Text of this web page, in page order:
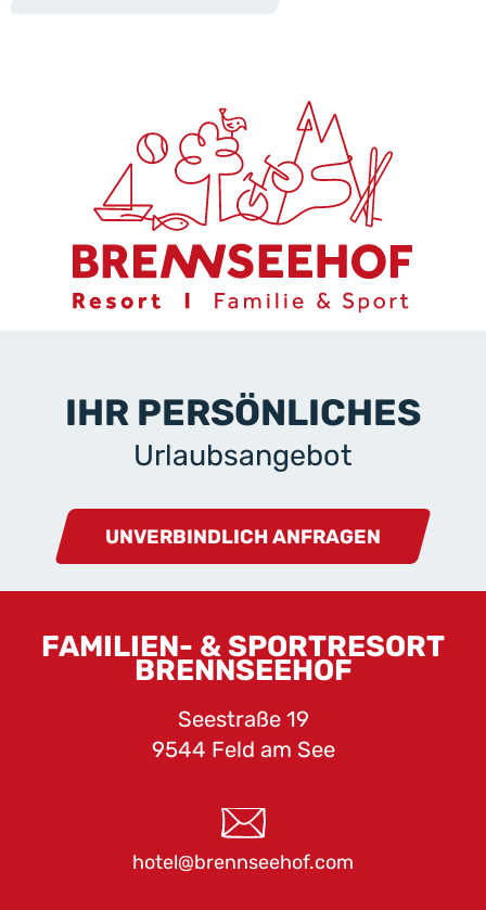
IHR PERSÖNLICHES
Urlaubsangebot
UNVERBINDLICH ANFRAGEN
FAMILIEN- & SPORTRESORT
BRENNSEEHOF
Seestraße 19
9544 Feld am See
hotel@brennseehof.com